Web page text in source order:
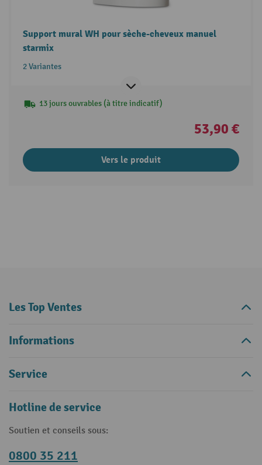
Support mural WH pour sèche-cheveux manuel
starmix
2 Variantes
13 jours ouvrables (à titre indicatif)
53,90 €
Vers le produit
Les Top Ventes
Informations
Service
Hotline de service
Soutien et conseils sous:
0800 35 211